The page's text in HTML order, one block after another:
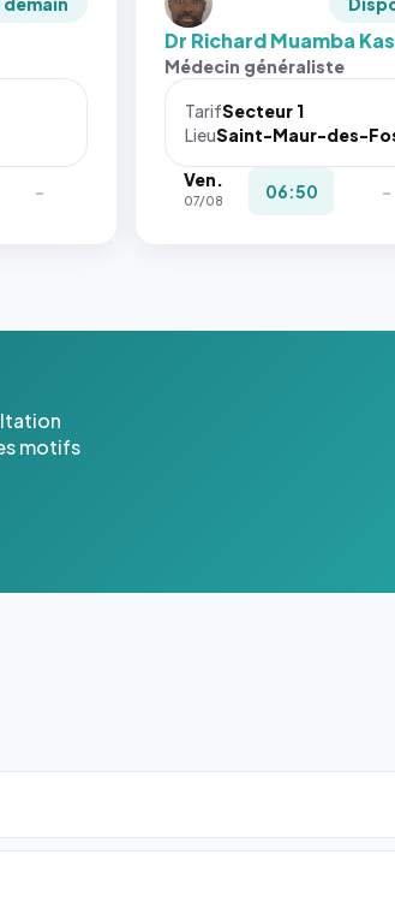
-
Dr Richard Muamba
Médecin généraliste
TarifSecteur 1
LieuSaint-Maur-des-
Ven.
07/08 06:50 -
motifs